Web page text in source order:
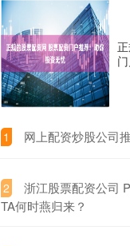
1 网上配资炒股公司
2
浙江股票配资公司
TA何时燕归来？